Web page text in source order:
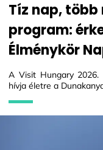
Tíz nap,
program:
Élménykör
A Visit Hungary 2026.
hívja életre a